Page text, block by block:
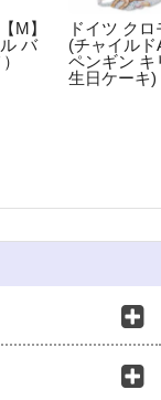
M】
バ
ドイツ ク
(チャイルド
ペンギン キ
生日ケーキ)